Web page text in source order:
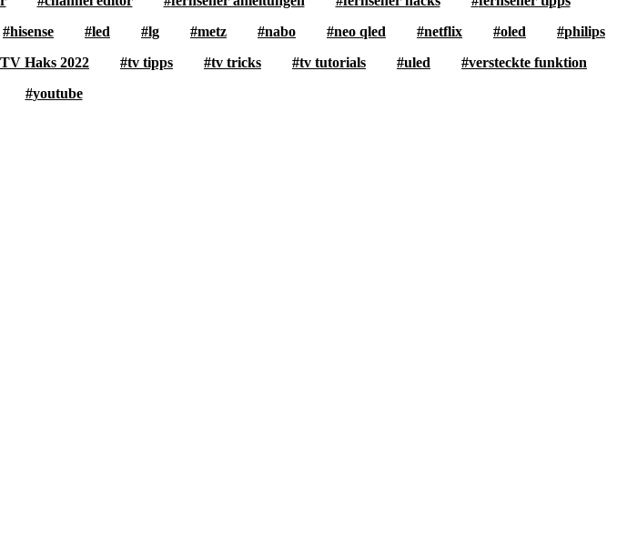
hisense led lg metz nabo neo qled netflix oled
philips
TV Haks 2022 tv tipps tv tricks tv tutorials uled
versteckte funktion
youtube